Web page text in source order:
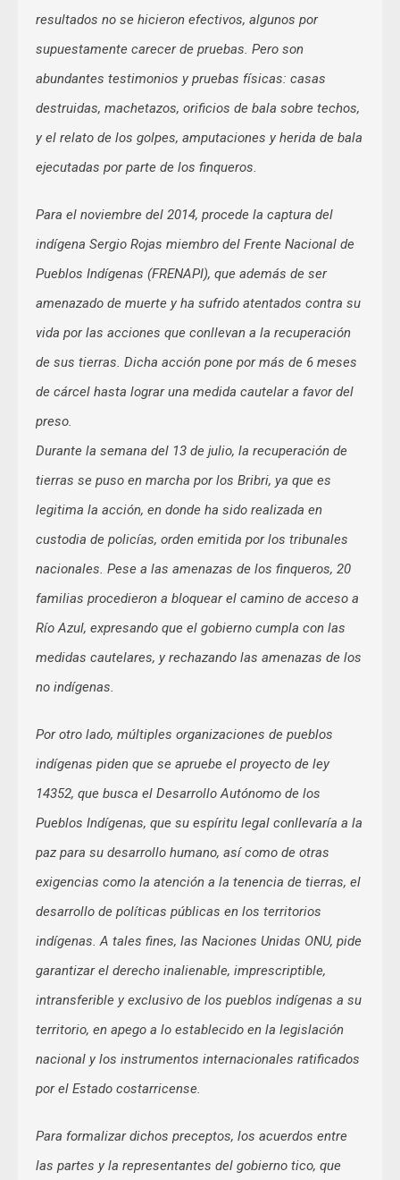
resultados no se hicieron efectivos, algunos por
supuestamente carecer de pruebas. Pero son
abundantes testimonios y pruebas físicas: casas
destruidas, machetazos, orificios de bala sobre techos,
y el relato de los golpes, amputaciones y herida de bala
ejecutadas por parte de los finqueros.
Para el noviembre del 2014, procede la captura del
indígena Sergio Rojas miembro del Frente Nacional de
Pueblos Indígenas (FRENAPI), que además de ser
amenazado de muerte y ha sufrido atentados contra su
vida por las acciones que conllevan a la recuperación
de sus tierras. Dicha acción pone por más de 6 meses
de cárcel hasta lograr una medida cautelar a favor del
preso.
Durante la semana del 13 de julio, la recuperación de
tierras se puso en marcha por los Bribri, ya que es
legitima la acción, en donde ha sido realizada en
custodia de policías, orden emitida por los tribunales
nacionales. Pese a las amenazas de los finqueros, 20
familias procedieron a bloquear el camino de acceso a
Río Azul, expresando que el gobierno cumpla con las
medidas cautelares, y rechazando las amenazas de los
no indígenas.
Por otro lado, múltiples organizaciones de pueblos
indígenas piden que se apruebe el proyecto de ley
14352, que busca el Desarrollo Autónomo de los
Pueblos Indígenas, que su espíritu legal conllevaría a la
paz para su desarrollo humano, así como de otras
exigencias como la atención a la tenencia de tierras, el
desarrollo de políticas públicas en los territorios
indígenas. A tales fines, las Naciones Unidas ONU, pide
garantizar el derecho inalienable, imprescriptible,
intransferible y exclusivo de los pueblos indígenas a su
territorio, en apego a lo establecido en la legislación
nacional y los instrumentos internacionales ratificados
por el Estado costarricense.
Para formalizar dichos preceptos, los acuerdos entre
las partes y la representantes del gobierno tico, que